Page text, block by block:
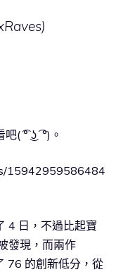
( ͡° ͜ʖ ͡ °)。
15942959586484
4 日，不過比起寶
發現，而兩作
76 的創新低分，從